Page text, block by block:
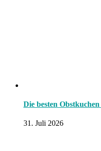
Die besten
31. Juli 2026